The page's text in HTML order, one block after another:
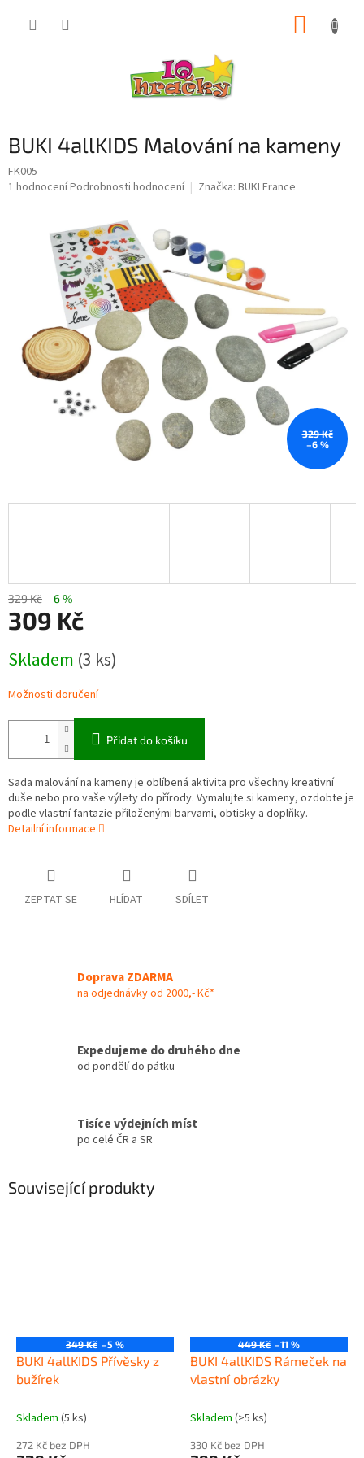
BUKI 4allKIDS Malování na kameny
FK005
Průměrné
1 hodnoceníPodrobnosti hodnocení Značka: BUKI France
329 Kč
–6 %
329 Kč –6 %
309 Kč
cena:
Skladem (3 ks)
Možnosti doručení
Přidat do košíku
Sada malování na kameny je oblíbená aktivita pro všechny kreativní
duše nebo pro vaše výlety do přírody. Vymalujte si kameny, ozdobte je
podle vlastní fantazie přiloženými barvami, obtisky a doplňky.
Detailní informace
ZEPTAT SE HLÍDAT SDÍLET
Doprava ZDARMA
na odjednávky od 2000,- Kč*
Expedujeme do druhého dne
od pondělí do pátku
Tisíce výdejních míst
po celé ČR a SR
Související produkty
349 Kč –5 %
BUKI 4allKIDS Přívěsky z
bužírek
Skladem (5 ks)
272 Kč bez DPH
449 Kč –11 %
BUKI 4allKIDS Rámeček na
vlastní obrázky
Skladem (>5 ks)
330 Kč bez DPH